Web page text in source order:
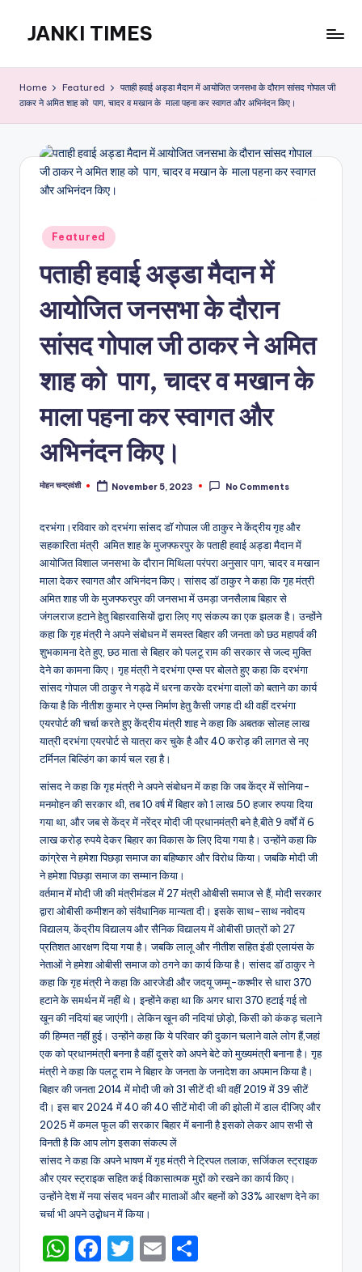
content
JANKI TIMES
Web
Home Featured
पताही हवाई अड्डा मैदान में आयोजित जनसभा के दौरान सांसद गोपाल जी
ठाकर ने अमित शाह को पाग, चादर व मखान के माला पहना कर स्वागत और अभिनंदन किए।
Posted
in
Featured
पताही हवाई अड्डा मैदान में
आयोजित जनसभा के दौरान
सांसद गोपाल जी ठाकर ने अमित
शाह को पाग, चादर व मखान के
माला पहना कर स्वागत और
अभिनंदन किए।
Posted
मोहन चन्द्रवंशी November 5, 2023 No Comments
दरभंगा।रविवार को दरभंगा सांसद डॉ गोपाल जी ठाकुर ने केंद्रीय गृह और
सहकारिता मंत्री अमित शाह के मुजफ्फरपुर के पताही हवाई अड्डा मैदान में
आयोजित विशाल जनसभा के दौरान मिथिला परंपरा अनुसार पाग, चादर व मखान
माला देकर स्वागत और अभिनंदन किए। सांसद डॉ ठाकुर ने कहा कि गृह मंत्री
अमित शाह जी के मुजफ्फरपुर की जनसभा में उमड़ा जनसैलाब बिहार से
जंगलराज हटाने हेतु बिहारवासियों द्वारा लिए गए संकल्प का एक झलक है। उन्होंने
कहा कि गृह मंत्री ने अपने संबोधन में समस्त बिहार की जनता को छठ महापर्व की
शुभकामना देते हुए, छठ माता से बिहार को पलटू राम की सरकार से जल्द मुक्ति
देने का कामना किए। गृह मंत्री ने दरभंगा एम्स पर बोलते हुए कहा कि दरभंगा
सांसद गोपाल जी ठाकुर ने गड्ढे में धरना करके दरभंगा वालों को बताने का कार्य
किया है कि नीतीश कुमार ने एम्स निर्माण हेतु कैसी जगह दी थी वहीं दरभंगा
एयरपोर्ट की चर्चा करते हुए केंद्रीय मंत्री शाह ने कहा कि अबतक सोलह लाख
यात्री दरभंगा एयरपोर्ट से यात्रा कर चुके है और 40 करोड़ की लागत से नए
टर्मिनल बिल्डिंग का कार्य चल रहा है।
सांसद ने कहा कि गृह मंत्री ने अपने संबोधन में कहा कि जब केंद्र में सोनिया-
मनमोहन की सरकार थी, तब 10 वर्ष में बिहार को 1 लाख 50 हजार रुपया दिया
गया था, और जब से केंद्र में नरेंद्र मोदी जी प्रधानमंत्री बने है,बीते 9 वर्षों में 6
लाख करोड़ रुपये देकर बिहार का विकास के लिए दिया गया है। उन्होंने कहा कि
कांग्रेस ने हमेशा पिछड़ा समाज का बहिष्कार और विरोध किया। जबकि मोदी जी
ने हमेशा पिछड़ा समाज का सम्मान किया।
वर्तमान में मोदी जी की मंत्रीमंडल में 27 मंत्री ओबीसी समाज से हैं, मोदी सरकार
द्वारा ओबीसी कमीशन को संवैधानिक मान्यता दी। इसके साथ-साथ नवोदय
विद्यालय, केंद्रीय विद्यालय और सैनिक विद्यालय में ओबीसी छात्रों को 27
प्रतिशत आरक्षण दिया गया है। जबकि लालू और नीतीश सहित इंडी एलायंस के
नेताओं ने हमेशा ओबीसी समाज को ठगने का कार्य किया है। सांसद डॉ ठाकुर ने
कहा कि गृह मंत्री ने कहा कि आरजेडी और जदयू जम्मू-कश्मीर से धारा 370
हटाने के समर्थन में नहीं थे। इन्होंने कहा था कि अगर धारा 370 हटाई गई तो
खून की नदियां बह जाएंगी। लेकिन खून की नदियां छोड़ो, किसी को कंकड़ चलाने
की हिम्मत नहीं हुई। उन्होंने कहा कि ये परिवार की दुकान चलाने वाले लोग हैं,जहां
एक को प्रधानमंत्री बनना है वहीं दूसरे को अपने बेटे को मुख्यमंत्री बनाना है। गृह
मंत्री ने कहा कि पलटू राम ने बिहार के जनता के जनादेश का अपमान किया है।
बिहार की जनता 2014 में मोदी जी को 31 सीटें दी थी वहीं 2019 में 39 सीटें
दी। इस बार 2024 में 40 की 40 सीटें मोदी जी की झोली में डाल दीजिए और
2025 में कमल फूल की सरकार बिहार में बनानी है इसको लेकर आप सभी से
विनती है कि आप लोग इसका संकल्प लें
सांसद ने कहा कि अपने भाषण में गृह मंत्री ने ट्रिपल तलाक, सर्जिकल स्ट्राइक
और एयर स्ट्राइक सहित कई विकासात्मक मुद्दों को रखने का कार्य किए।
उन्होंने देश में नया संसद भवन और माताओं और बहनों को 33% आरक्षण देने का
चर्चा भी अपने उद्बोधन में किया।
W F
T
E